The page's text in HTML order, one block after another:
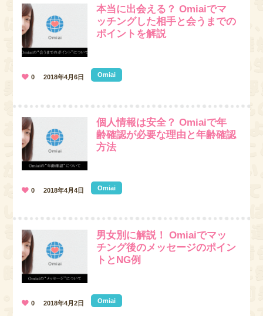
本当に出会える？ Omiaiでマ
ッチングした相手と会うまでの
ポイントを解説
Omiai
0 2018年4月6日
個人情報は安全？ Omiaiで年
齢確認が必要な理由と年齢確認
方法
Omiai
0 2018年4月4日
男女別に解説！ Omiaiでマッ
チング後のメッセージのポイン
トとNG例
Omiai
0 2018年4月2日